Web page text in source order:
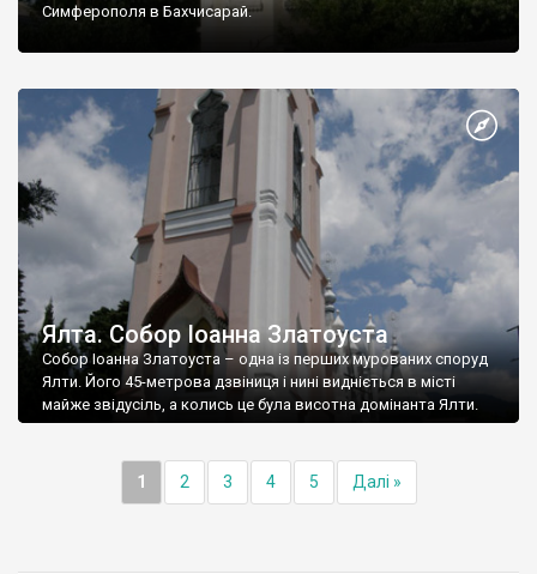
Симферополя в Бахчисарай.
Ялта. Собор Іоанна Златоуста
Собор Іоанна Златоуста – одна із перших мурованих споруд
Ялти. Його 45-метрова дзвіниця і нині видніється в місті
майже звідусіль, а колись це була висотна домінанта Ялти.
1 2 3 4 5 Далі »